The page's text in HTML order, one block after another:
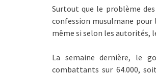
Surtout que le problème
confession musulmane
même si selon les autorités,
La semaine dernière, le
combattants sur 64.000,